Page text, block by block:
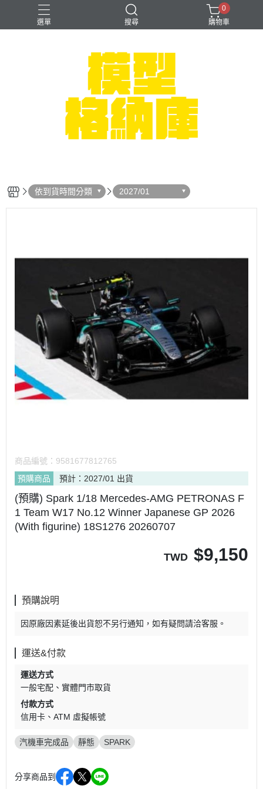
選單 搜尋
可以色色
崩壞：星穹鐵道
0
購物車
依到貨時間分類 2027/01
商品編號： 9581677812765
預購商品
預計：2027/01 出貨
(預購) Spark 1/18 Mercedes-AMG PETRONAS F
1 Team W17 No.12 Winner Japanese GP 2026
(With figurine) 18S1276 20260707
TWD $9,150
預購說明
因原廠因素延後出貨恕不另行通知，如有疑問請洽客服。
運送&付款
運送方式
一般宅配
實體門市取貨
付款方式
信用卡
ATM 虛擬帳號
汽機車完成品 靜態 SPARK
分享商品到